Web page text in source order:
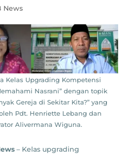
News
Kelas Upgrading Kompetensi
Nasrani” dengan topik
Gereja di Sekitar Kita?” yang
Pdt. Henriette Lebang dan
Alivermana Wiguna.
– Kelas upgrading